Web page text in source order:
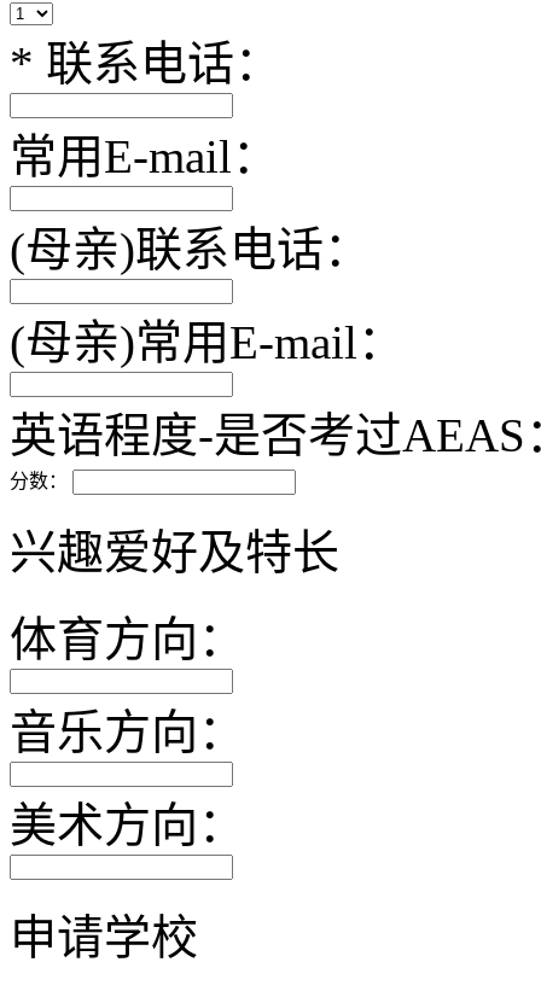
* 联系电话：
常用E-mail：
(母亲)联系电话：
(母亲)常用E-mail：
英语程度-是否考过AEAS
分数：
兴趣爱好及特长
体育方向：
音乐方向：
美术方向：
申请学校